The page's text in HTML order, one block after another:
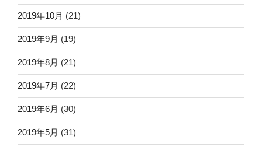
2019年10月 (21)
2019年9月 (19)
2019年8月 (21)
2019年7月 (22)
2019年6月 (30)
2019年5月 (31)